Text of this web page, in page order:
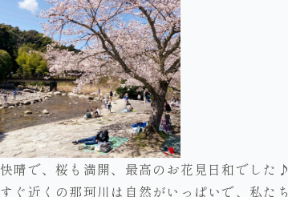
快晴で、桜も満開、最高のお花見日和でし
すぐ近くの那珂川は自然がいっぱいで、私